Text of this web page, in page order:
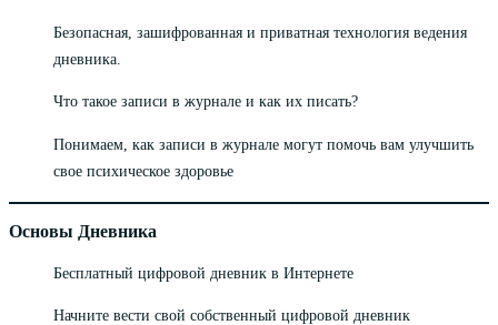
Безопасная, зашифрованная и приватная технология ведения
дневника.
Что такое записи в журнале и как их писать?
Понимаем, как записи в журнале могут помочь вам улучшить
свое психическое здоровье
Основы Дневника
Бесплатный цифровой дневник в Интернете
Начните вести свой собственный цифровой дневник